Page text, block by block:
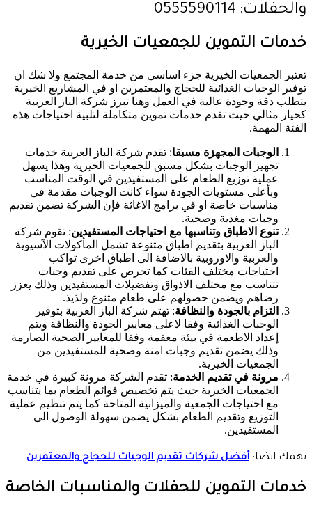
خدمات التموين للجمعيات الخيرية
تعتبر الجمعيات الخيرية جزء اساسي من خدمة المجتمع ولا شك ان
توفير الوجبات الغذائية للحجاج والمعتمرين او في المشاريع الخيرية
يتطلب دقة وجودة عالية في العمل وهنا تبرز شركة الباز العربية
كخيار مثالي حيث تقدم خدمات تموين متكاملة لتلبية احتياجات هذه
الفئة المهمة.
الوجبات المجهزة مسبقا: تقدم شركة الباز العربية خدمات
تجهيز الوجبات بشكل مسبق للجمعيات الخيرية وهذا يسهل
عملية توزيع الطعام على المستفيدين في الوقت المناسب
وبأعلى مستويات الجودة سواء كانت الوجبات مقدمة في
مناسبات خاصة او في برامج الاغاثة فإن الشركة تضمن تقديم
وجبات مغذية وصحية.
تنوع الاطباق وتناسبها مع احتياجات المستفيدين: تقوم شركة
الباز العربية بتقديم اطباق متنوعة تشمل المأكولات الآسيوية
والعربية والاوروبية بالاضافة الى اطباق اخرى تواكب
احتياجات مختلف الفئات كما تحرص على تقديم وجبات
تتناسب مع مختلف الاذواق وتفضيلات المستفيدين وذلك يعزز
رضاهم ويضمن حصولهم على طعام متنوع ولذيذ.
التزام بالجودة والنظافة: تهتم شركة الباز العربية بتوفير
الوجبات الغذائية وفقا لاعلى معايير الجودة والنظافة ويتم
إعداد الاطعمة في بيئة معقمة وفقا للمعايير الصحية الصارمة
وذلك يضمن تقديم وجبات امنة وصحية للمستفيدين من
الجمعيات الخيرية.
مرونة في تقديم الخدمة: تقدم الشركة مرونة كبيرة في خدمة
الجمعيات الخيرية حيث يتم تخصيص قوائم الطعام بما يتناسب
مع احتياجات الجمعية والميزانية المتاحة كما يتم تنظيم عملية
التوزيع وتقديم الطعام بشكل يضمن سهولة الوصول الى
المستفيدين.
يهمك ايضا: أفضل شركات تقديم الوجبات للحجاج والمعتمرين
خدمات التموين للحفلات والمناسبات الخاصة